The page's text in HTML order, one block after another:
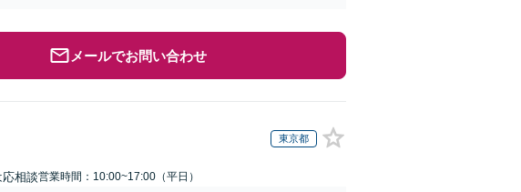
メールでお問い合わせ
東京都
相談営業時間：10:00~17:00（平日）